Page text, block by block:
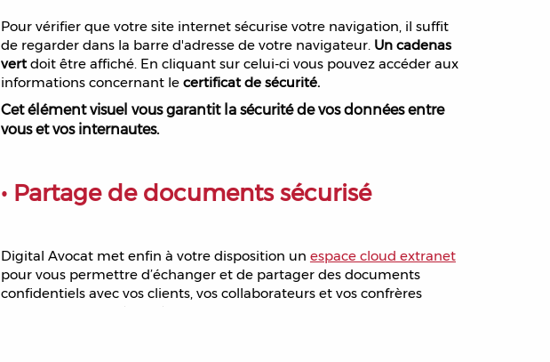
Pour vérifier que votre site internet sécurise votre navigation, il suffit
de regarder dans la barre d'adresse de votre navigateur. Un cadenas
vertdoit être affiché. En cliquant sur celui-ci vous pouvez accéder aux
informations concernant le certificat de sécurité.
Cet élément visuel vous garantit la sécurité de vos données entre
vous et vos internautes.
• Partage de documents sécurisé
Digital Avocat met enfin à votre disposition un espace cloud extranet
pour vous permettre d’échanger et de partager des documents
confidentiels avec vos clients, vos collaborateurs et vos confrères
avocats en toute sécurité.